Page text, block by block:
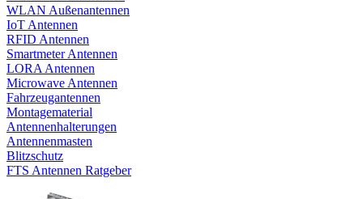
WLAN Außenantennen
IoT Antennen
RFID Antennen
Smartmeter Antennen
LORA Antennen
Microwave Antennen
Fahrzeugantennen
Montagematerial
Antennenhalterungen
Antennenmasten
Blitzschutz
FTS Antennen Ratgeber